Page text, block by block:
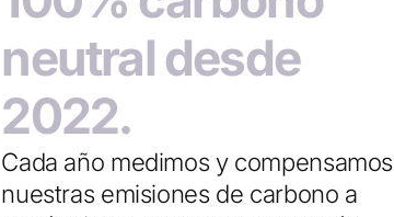
neutral desde
2022.
Cada año medimos y compensamos
nuestras emisiones de carbono a